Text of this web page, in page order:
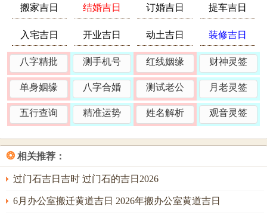
「财源」，正财尚稳，偏财难求，投资事宜务必见好就收，
常有命主于此年遇看似利好之投资机遇。实则暗藏「比劫夺
财」之机，故签署文书、资金往来，当选「成日」、「满
日」等黄道吉日进行，以增旺财库能量。
属猴人2026年感情人际：比劫暗动，情义两难
感情之域，丙火七杀透于年干，于女命主情缘现，然七杀带
灼，易遇热情猛烈却性情不稳之对象，或现有联系 中压力倍
增，午火中藏己土正印与丁火劫财，男命则须留意妻星被劫
之象，容易有竞争者出现，或与伴侣因朋友、钱财之事生矛
通易生隔阂。
搬家吉日 结婚吉日 订婚吉日 提车吉日
入宅吉日 开业吉日 动土吉日 装修吉日
八字精批 测手机号 红线姻缘 财神灵签
单身姻缘 八字合婚 测试老公 月老灵签
五行查询 精准运势 姓名解析 观音灵签
❂ 相关推荐：
过门石吉日吉时 过门石的吉日2026
6月办公室搬迁黄道吉日 2026年搬办公室黄道吉日